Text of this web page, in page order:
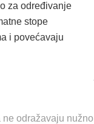
za određivanje
stope
i povećavaju
odražavaju nužno